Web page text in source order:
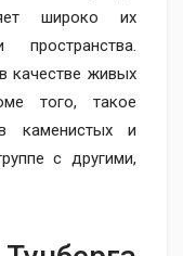
широко их
качестве живых
того, такое
каменистых и
с другими,